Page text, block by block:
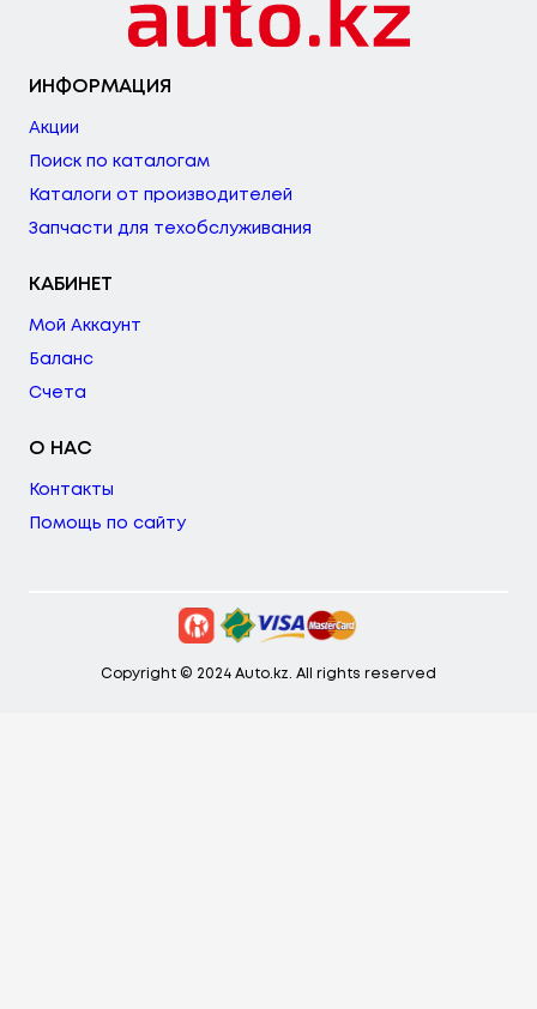
ИНФОРМАЦИЯ
Акции
Поиск по каталогам
Каталоги от производителей
Запчасти для техобслуживания
КАБИНЕТ
Мой Аккаунт
Баланс
Счета
О НАС
Контакты
Помощь по сайту
Copyright © 2024 Auto.kz. All rights reserved